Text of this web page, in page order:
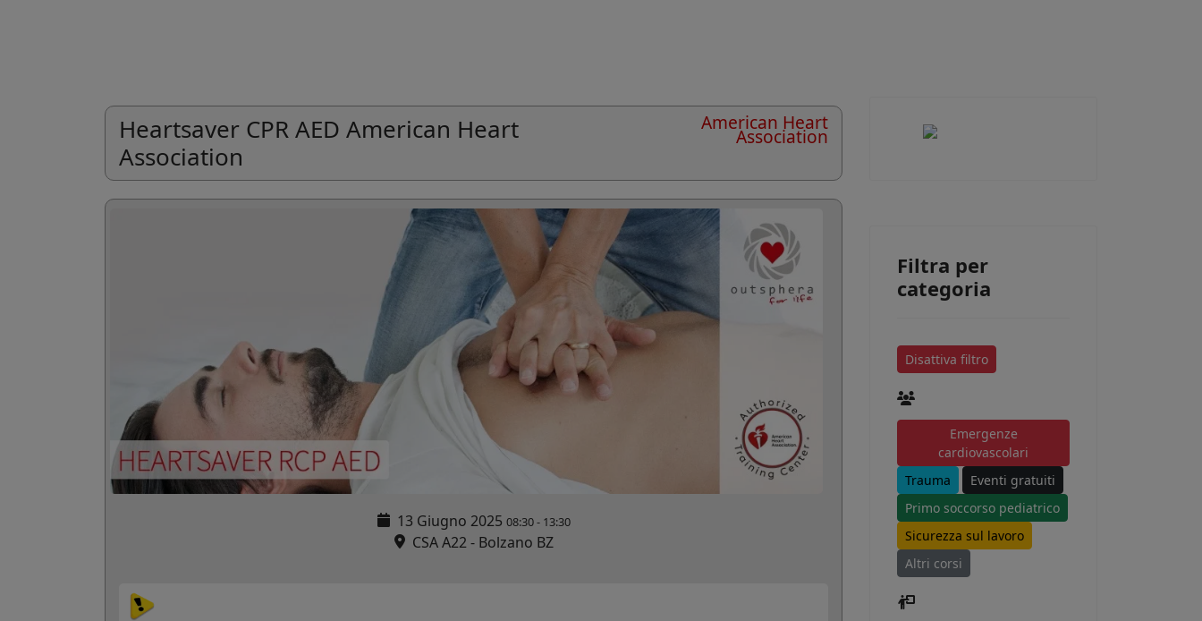
Heartsaver CPR AED American Heart
Association
American Heart
Association
13 Giugno 2025 08:30- 13:30
CSA A22 - Bolzano BZ
Filtra per
categoria
Disattiva filtro
Emergenze
cardiovascolari
Trauma
Eventi gratuiti
Primo soccorso pediatrico
Sicurezza sul lavoro
Altri corsi